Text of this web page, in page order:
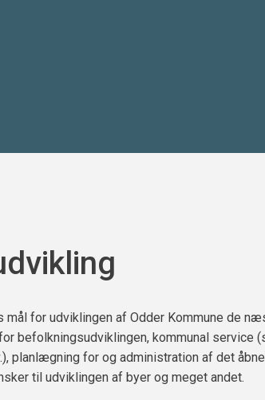
mål for udviklingen af Odder Kommune de
befolkningsudviklingen, kommunal service
planlægning for og administration af det
til udviklingen af byer og meget andet.